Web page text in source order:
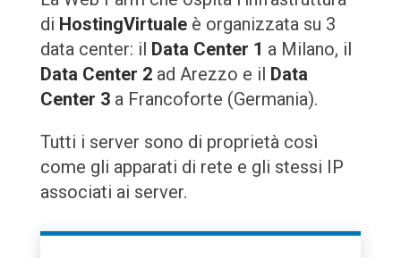
di HostingVirtuale è organizzata su 3
data center: il Data Center 1 a Milano, il
Data Center 2ad Arezzo e il Data
Center 3a Francoforte (Germania).
Tutti i server sono di proprietà così
come gli apparati di rete e gli stessi IP
associati ai server.